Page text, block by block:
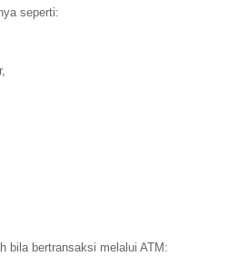
seperti:
bila bertransaksi melalui ATM: